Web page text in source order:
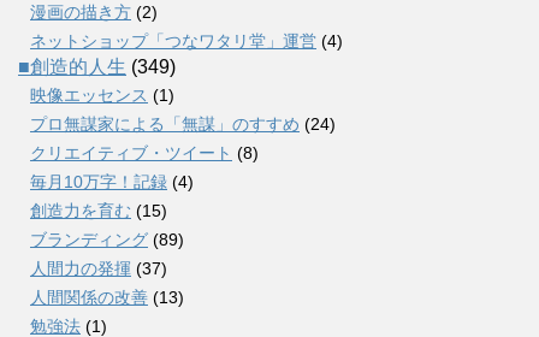
漫画の描き方 (2)
ネットショップ「つなワタリ堂」運営 (4)
■創造的人生 (349)
映像エッセンス (1)
プロ無謀家による「無謀」のすすめ (24)
クリエイティブ・ツイート (8)
毎月10万字！記録 (4)
創造力を育む (15)
ブランディング (89)
人間力の発揮 (37)
人間関係の改善 (13)
勉強法 (1)